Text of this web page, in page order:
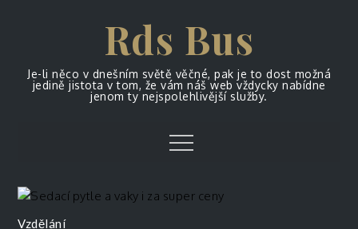
Rds Bus
Je-li něco v dnešním světě věčné, pak je to dost možná
jedině jistota v tom, že vám náš web vždycky nabídne
jenom ty nejspolehlivější služby.
Menu
Vzdělání